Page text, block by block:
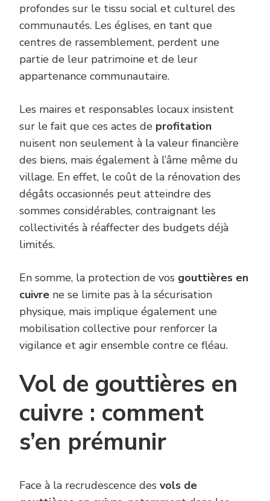
profondes sur le tissu social et culturel des
communautés. Les églises, en tant que
centres de rassemblement, perdent une
partie de leur patrimoine et de leur
appartenance communautaire.
Les maires et responsables locaux insistent
sur le fait que ces actes de profitation
nuisent non seulement à la valeur financière
des biens, mais également à l’âme même du
village. En effet, le coût de la rénovation des
dégâts occasionnés peut atteindre des
sommes considérables, contraignant les
collectivités à réaffecter des budgets déjà
limités.
En somme, la protection de vos gouttières en
cuivre ne se limite pas à la sécurisation
physique, mais implique également une
mobilisation collective pour renforcer la
vigilance et agir ensemble contre ce fléau.
Vol de gouttières en
cuivre : comment
s’en prémunir
Face à la recrudescence des vols de